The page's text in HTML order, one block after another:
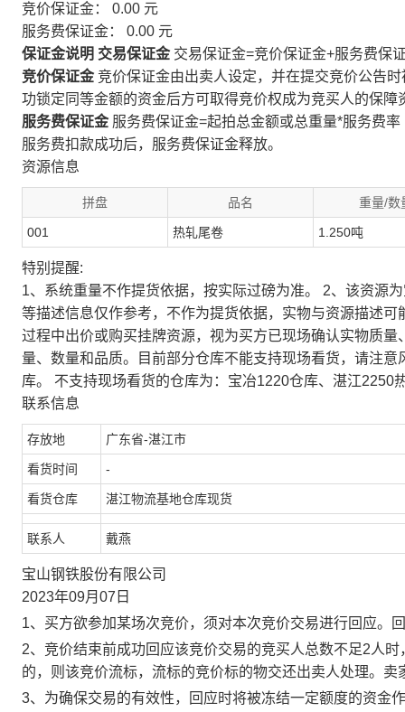
竞价保证金： 0.00 元
服务费保证金： 0.00 元
保证金说明 交易保证金 交易保证金=竞价保证金+服务费保
竞价保证金 竞价保证金由出卖人设定，并在提交竞价公告
功锁定同等金额的资金后方可取得竞价权成为竞买人的保障
服务费保证金 服务费保证金=起拍总金额或总重量*服务费率
服务费扣款成功后，服务费保证金释放。
资源信息
拼盘 品名 重量/数
001 热轧尾卷 1.250吨
特别提醒:
1、系统重量不作提货依据，按实际过磅为准。 2、该资源
等描述信息仅作参考，不作为提货依据，实物与资源描述
过程中出价或购买挂牌资源，视为买方已现场确认实物质
量、数量和品质。目前部分仓库不能支持现场看货，请注
库。 不支持现场看货的仓库为：宝冶1220仓库、湛江2250
联系信息
存放地 广东省-湛江市
看货时间 -
看货仓库 湛江物流基地仓库现货
联系人 戴燕
宝山钢铁股份有限公司
2023年09月07日
1、买方欲参加某场次竞价，须对本次竞价交易进行回应。
2、竞价结束前成功回应该竞价交易的竞买人总数不足2人
的，则该竞价流标，流标的竞价标的物交还出卖人处理。
3、为确保交易的有效性，回应时将被冻结一定额度的资金